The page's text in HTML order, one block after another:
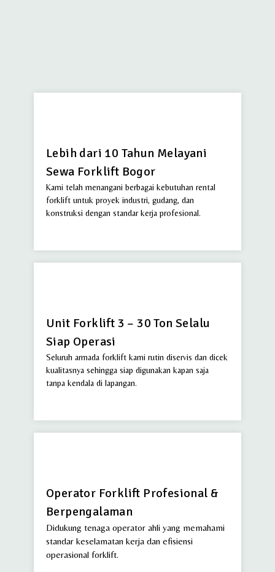
Lebih dari 10 Tahun Melayani
Sewa Forklift Bogor
Kami telah menangani berbagai kebutuhan rental
forklift untuk proyek industri, gudang, dan
konstruksi dengan standar kerja profesional.
Unit Forklift 3 – 30 Ton Selalu
Siap Operasi
Seluruh armada forklift kami rutin diservis dan dicek
kualitasnya sehingga siap digunakan kapan saja
tanpa kendala di lapangan.
Operator Forklift Profesional &
Berpengalaman
Didukung tenaga operator ahli yang memahami
standar keselamatan kerja dan efisiensi
operasional forklift.